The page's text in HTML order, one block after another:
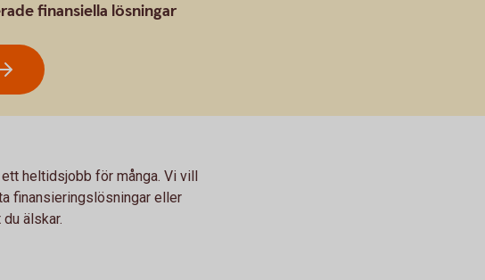
finansiella lösningar
heltidsjobb för många. Vi vill
finansieringslösningar eller
älskar.